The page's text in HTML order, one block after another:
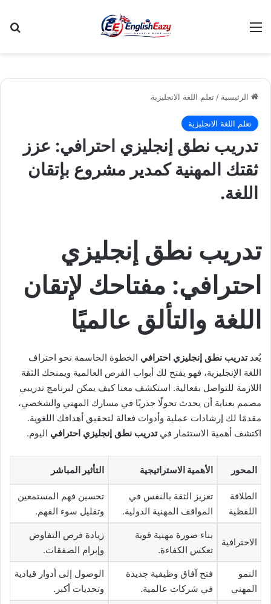
القائمة
الرئيسية / تعلم اللغة الانجليزية
تعلم اللغة الانجليزية
تدريب نطق إنجليزي احترافي: عزز
ثقتك المهنية كمدير مشروع بإتقان
اللغة.
تدريب نطق إنجليزي
احترافي: مفتاحك لإتقان
اللغة والتألق عالميًا
يُعدتدريب نطق إنجليزي احترافي الخطوة الحاسمة نحو احتراف
اللغة الإنجليزية، فهو يفتح لك أبواب الفرص العالمية ويمنحك الثقة
اللازمة للتواصل بفعالية. استكشف معنا كيف يمكن لبرنامج تدريبي
مصمم بعناية أن يحدث تحولًا جذريًا في مسارك المهني والشخصي،
مقدمًا لك إرشادات عملية وأدوات فعالة لتحقيق أهدافك اللغوية.
اكتشف أهمية الاستثمار فيتدريب نطق إنجليزي احترافي اليوم.
المحور الأهمية الاستراتيجية التأثير المباشر
الطلاقة
اللفظية
تعزيز الثقة بالنفس في
المواقف المهنية الدولية.
تحسين فهم المستمعين
وتقليل سوء الفهم.
الاحترافية
بناء صورة مهنية قوية
تعكس الكفاءة.
زيادة فرص التفاوض
وإبرام الصفقات.
النمو
المهني
فتح آفاق وظيفية جديدة
في شركات عالمية.
الوصول إلى أدوار قيادية
وتحديات أكبر.